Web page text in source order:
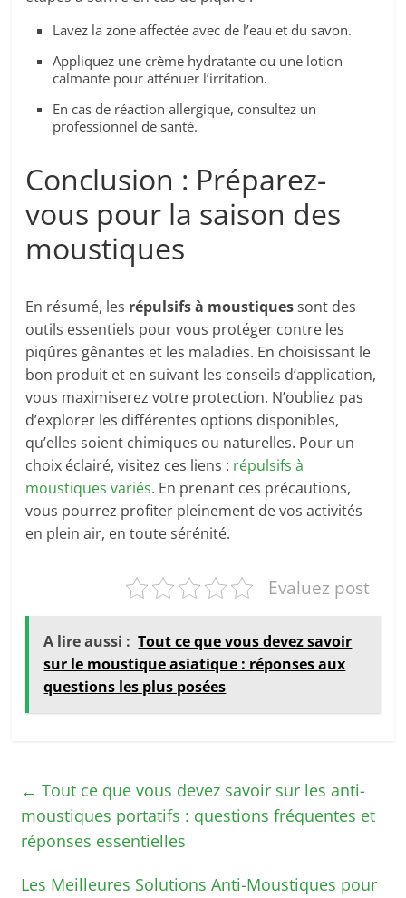
Lavez la zone affectée avec de l’eau et du savon.
Appliquez une crème hydratante ou une lotion
calmante pour atténuer l’irritation.
En cas de réaction allergique, consultez un
professionnel de santé.
Conclusion : Préparez-
vous pour la saison des
moustiques
En résumé, les répulsifs à moustiquessont des
outils essentiels pour vous protéger contre les
piqûres gênantes et les maladies. En choisissant le
bon produit et en suivant les conseils d’application,
vous maximiserez votre protection. N’oubliez pas
d’explorer les différentes options disponibles,
qu’elles soient chimiques ou naturelles. Pour un
choix éclairé, visitez ces liens : répulsifs à
moustiques variés. En prenant ces précautions,
vous pourrez profiter pleinement de vos activités
en plein air, en toute sérénité.
Evaluez post
A lire aussi : Tout ce que vous devez savoir
sur le moustique asiatique : réponses aux
questions les plus posées
← Tout ce que vous devez savoir sur les anti-
moustiques portatifs : questions fréquentes et
réponses essentielles
Les Meilleures Solutions Anti-Moustiques pour